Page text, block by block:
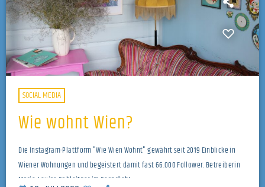
SOCIAL MEDIA
Wie wohnt Wien?
Die Instagram-Plattform "Wie Wien Wohnt" gewährt seit 2019 Einblicke in
Wiener Wohnungen und begeistert damit fast 66.000 Follower. Betreiberin
Marie-Louise Gahleitner im Gespräch!